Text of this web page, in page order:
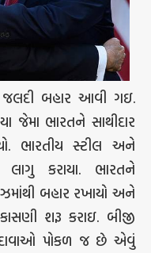
જલદી બહાર આવી ગઇ.
જેમા ભારતને સાથીદાર
ભારતીય સ્ટીલ અને
કરાયા. ભારતને
બહાર રખાયો અને
શરૂ કરાઇ. બીજી
દાવાઓ પોકળ જ છે એવું